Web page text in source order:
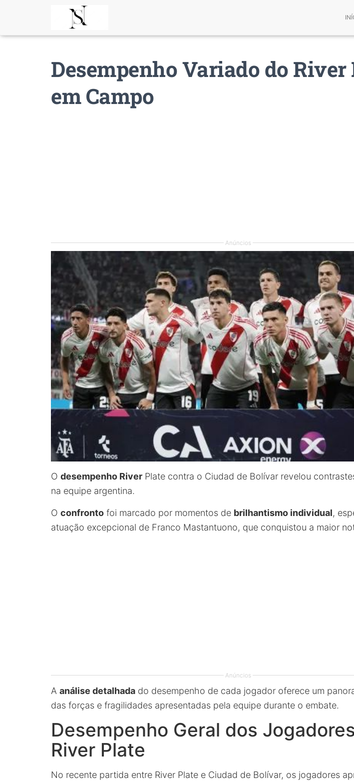
Desempenho Variado do River
em Campo
Anúncios
O desempenho River Plate contra o Ciudad de Bolívar revelou
na equipe argentina.
O confronto foi marcado por momentos de brilhantismo individual,
atuação excepcional de Franco Mastantuono, que conquistou a maior
Anúncios
A análise detalhada do desempenho de cada jogador oferece um
das forças e fragilidades apresentadas pela equipe durante o embate.
Desempenho Geral dos
River Plate
No recente partida entre River Plate e Ciudad de Bolívar, os jogadores